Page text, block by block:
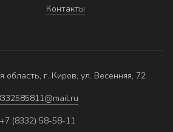
Контакты
область, г. Киров, ул. Весенняя, 72
+7 (8332) 58-58-11